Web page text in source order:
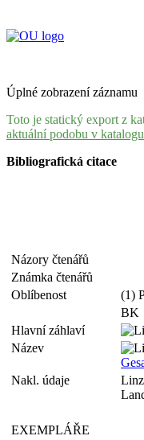
Úplné zobrazení záznamu
Toto je statický export z
aktuální podobu v
Bibliografická citace
Názory čtenářů
Známka čtenářů
Oblíbenost
(1)
BK
Hlavní záhlaví
Název
Nakl. údaje
EXEMPLÁŘE